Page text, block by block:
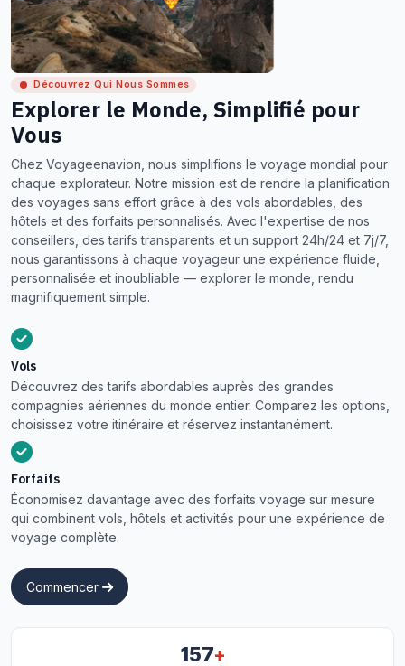
Découvrez Qui Nous Sommes
Explorer le Monde, Simplifié pour
Vous
Chez Voyageenavion, nous simplifions le voyage mondial pour
chaque explorateur. Notre mission est de rendre la planification
des voyages sans effort grâce à des vols abordables, des
hôtels et des forfaits personnalisés. Avec l'expertise de nos
conseillers, des tarifs transparents et un support 24h/24 et 7j/7,
nous garantissons à chaque voyageur une expérience fluide,
personnalisée et inoubliable — explorer le monde, rendu
magnifiquement simple.
Vols
Découvrez des tarifs abordables auprès des grandes
compagnies aériennes du monde entier. Comparez les options,
choisissez votre itinéraire et réservez instantanément.
Forfaits
Économisez davantage avec des forfaits voyage sur mesure
qui combinent vols, hôtels et activités pour une expérience de
voyage complète.
Commencer
157+